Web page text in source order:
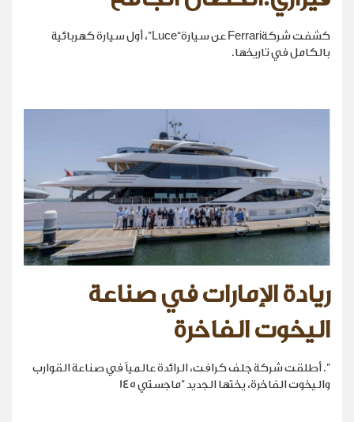
كشفت شركةFerrari عن سيارة“Luce”، أول سيارة كهربائية
بالكامل في تاريخها.
ريادة الإمارات في صناعة
اليخوت الفاخرة
". أطلقت شركة جلف كرافت، الرائدة عالمياً في صناعة القوارب
واليخوت الفاخرة، يختها الجديد "ماجستي 145